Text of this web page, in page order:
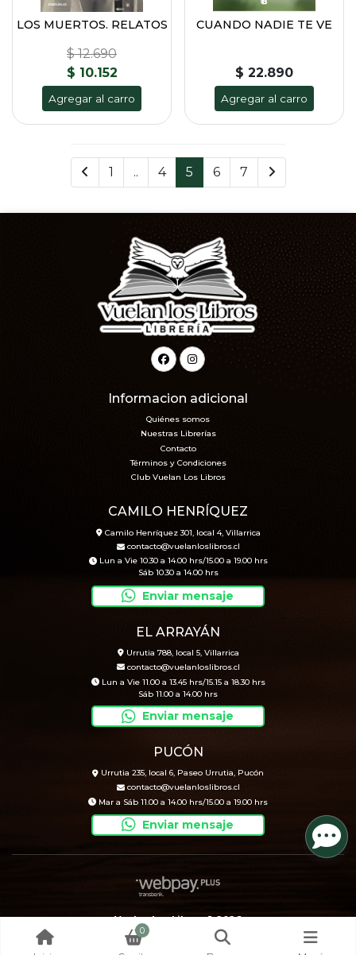
LOS MUERTOS. RELATOS
$ 12.690
$ 10.152
Agregar al carro
CUANDO NADIE TE VE
$ 22.890
Agregar al carro
1 .. 4 5 6 7
Informacion adicional
Quiénes somos
Nuestras Librerías
Contacto
Términos y Condiciones
Club Vuelan Los Libros
CAMILO HENRÍQUEZ
Camilo Henríquez 301, local 4, Villarrica
contacto@vuelanloslibros.cl
Lun a Vie 10.30 a 14.00 hrs/15.00 a 19.00 hrs
Sáb 10.30 a 14.00 hrs
Enviar mensaje
EL ARRAYÁN
Urrutia 788, local 5, Villarrica
contacto@vuelanloslibros.cl
Lun a Vie 11.00 a 13.45 hrs/15.15 a 18.30 hrs
Sáb 11.00 a 14.00 hrs
Enviar mensaje
PUCÓN
Urrutia 235, local 6, Paseo Urrutia, Pucón
contacto@vuelanloslibros.cl
Mar a Sáb 11.00 a 14.00 hrs/15.00 a 19.00 hrs
Enviar mensaje
Vuelan Los Libros © 2026
Creado por
Bsale
0